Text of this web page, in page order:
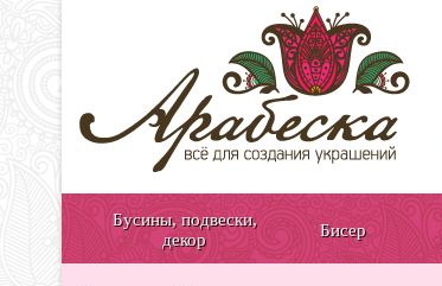
Бусины, подвески,
декор
Бисер